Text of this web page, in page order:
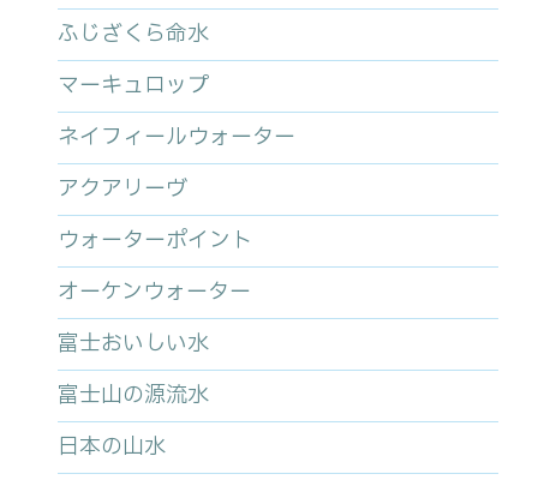
ふじざくら命水
マーキュロップ
ネイフィールウォーター
アクアリーヴ
ウォーターポイント
オーケンウォーター
富士おいしい水
富士山の源流水
日本の山水